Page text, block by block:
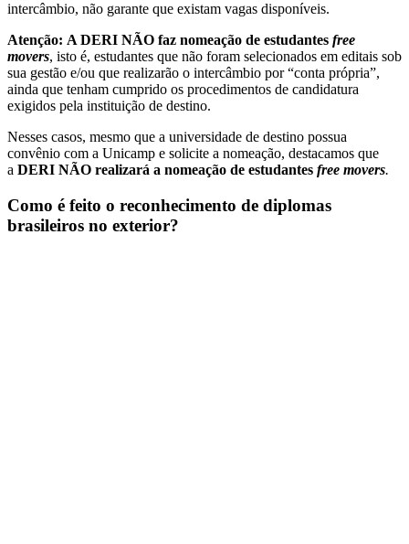
intercâmbio, não garante que existam vagas disponíveis.
Atenção: A DERI NÃO faz nomeação de estudantes free
movers, isto é, estudantes que não foram selecionados em editais sob
sua gestão e/ou que realizarão o intercâmbio por “conta própria”,
ainda que tenham cumprido os procedimentos de candidatura
exigidos pela instituição de destino.
Nesses casos, mesmo que a universidade de destino possua
convênio com a Unicamp e solicite a nomeação, destacamos que
a DERI NÃO realizará a nomeação de estudantes free movers.
Como é feito o reconhecimento de diplomas
brasileiros no exterior?